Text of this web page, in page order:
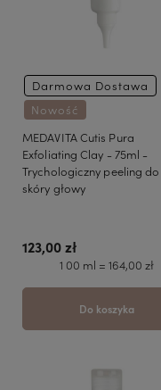
Nowość
Darmowa Dostawa
MEDAVITA Cutis Pura
Exfoliating Clay - 75ml -
Trychologiczny peeling do
skóry głowy
123,00 zł
1 00 ml = 164,00 zł
Do koszyka